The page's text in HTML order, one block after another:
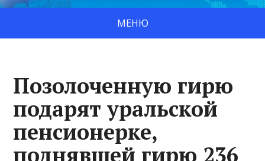
МЕНЮ
Позолоченную гирю
подарят уральской
пенсионерке,
поднявшей гирю 236